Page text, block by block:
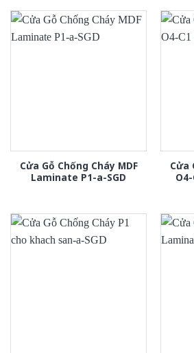
Cửa Gỗ Chống Cháy MDF
Laminate P1-a-SGD
Cửa